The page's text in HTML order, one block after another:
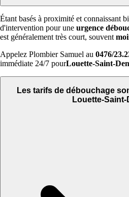
Étant basés à proximité et connaissant
d'intervention pour une urgence
est généralement très court, souvent
Appelez Plombier Samuel au 0476/
immédiate 24/7 pourLouette-Saint-
Les tarifs de débouchage
Louette-Saint-